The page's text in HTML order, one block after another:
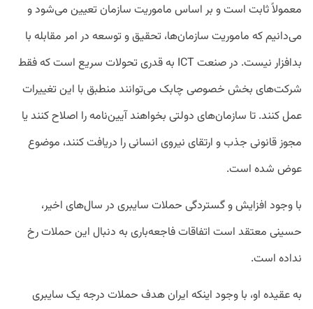
معمولاً ثابت است و بر اساس ماموریت سازمان تعیین می‌شود و
می‌دانیم که ماموریت سازمان‌‌ها، تحقیق و توسعه در امر مقابله با
بدافزار نیست. در صنعت ICT به قدری تحولات سریع است که فقط
شرکت‌های بخش خصوصی چابک می‌توانند منطبق با این تغییرات
عمل کنند. تا سازمان‌های دولتی بخواهند آیین‌نامه را اصلاح کنند یا
مجوز قانونی جذب و ارتقای نیروی انسانی را دریافت کنند، موضوع
عوض شده است.
با وجود افزایش و گستردگی حملات سایبری در سال‌های اخیر،
حسینی معتقد است اتفاقات فاجعه‌باری به دنبال این حملات رخ
نداده است.
به عقیده او، با وجود اینکه ایران هدف حملات درجه یک سایبری